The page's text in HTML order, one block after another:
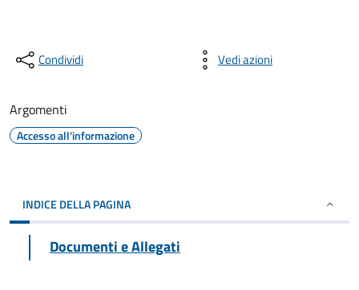
Condividi Vedi azioni
Argomenti
Accesso all'informazione
INDICE DELLA PAGINA
Documenti e Allegati